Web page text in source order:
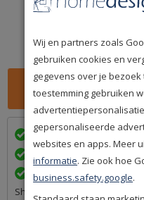
Wij bezorgen in
Achteraf betalen na
Een betrouwbare
Shops
Wij en partners zoals
gebruiken cookies en
gegevens over je
toestemming gebruiken
gepersonaliseerde
websites en apps. Meer
informatie. Zie ook hoe
business.safety.google.